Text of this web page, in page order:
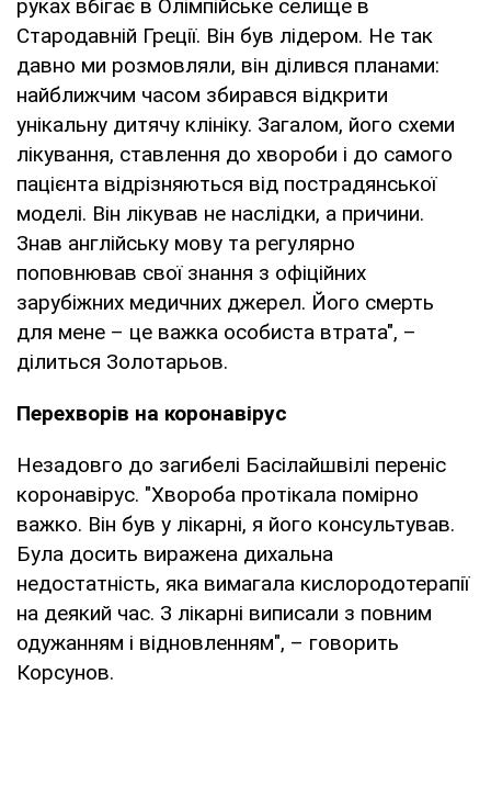
руках вбігає в Олімпійське селище в
Стародавній Греції. Він був лідером. Не так
давно ми розмовляли, він ділився планами:
найближчим часом збирався відкрити
унікальну дитячу клініку. Загалом, його схеми
лікування, ставлення до хвороби і до самого
пацієнта відрізняються від пострадянської
моделі. Він лікував не наслідки, а причини.
Знав англійську мову та регулярно
поповнював свої знання з офіційних
зарубіжних медичних джерел. Його смерть
для мене – це важка особиста втрата", –
ділиться Золотарьов.
Перехворів на коронавірус
Незадовго до загибелі Басілайшвілі переніс
коронавірус. "Хвороба протікала помірно
важко. Він був у лікарні, я його консультував.
Була досить виражена дихальна
недостатність, яка вимагала кислородотерапії
на деякий час. З лікарні виписали з повним
одужанням і відновленням", – говорить
Корсунов.